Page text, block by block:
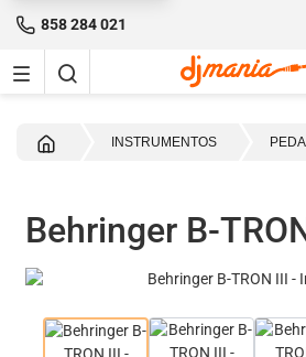
858 284 021
INSTRUMENTOS
Behringer B-